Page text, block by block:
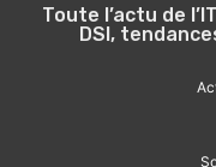
Toute l’actu de
DSI,